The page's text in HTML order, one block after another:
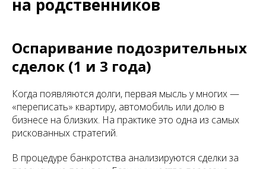
на родственников
Оспаривание подозрительных
сделок (1 и 3 года)
Когда появляются долги, первая мысль у многих —
«переписать» квартиру, автомобиль или долю в
бизнесе на близких. На практике это одна из самых
рискованных стратегий.
В процедуре банкротства анализируются сделки за